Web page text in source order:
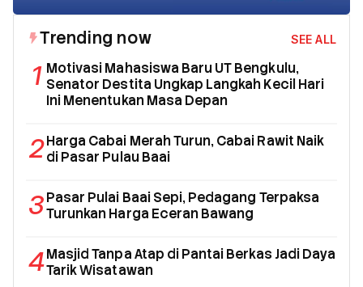
Trending now SEE ALL
1 Motivasi Mahasiswa Baru UT Bengkulu,
Senator Destita Ungkap Langkah Kecil Hari
Ini Menentukan Masa Depan
2Harga Cabai Merah Turun, Cabai Rawit Naik
di Pasar Pulau Baai
3Pasar Pulai Baai Sepi, Pedagang Terpaksa
Turunkan Harga Eceran Bawang
4Masjid Tanpa Atap di Pantai Berkas Jadi Daya
Tarik Wisatawan